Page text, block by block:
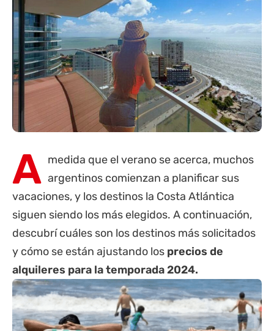
A medida que el verano se acerca, muchos
argentinos comienzan a planificar sus
vacaciones, y los destinos la Costa Atlántica
siguen siendo los más elegidos. A continuación,
descubrí cuáles son los destinos más solicitados
y cómo se están ajustando los precios de
alquileres para la temporada 2024.